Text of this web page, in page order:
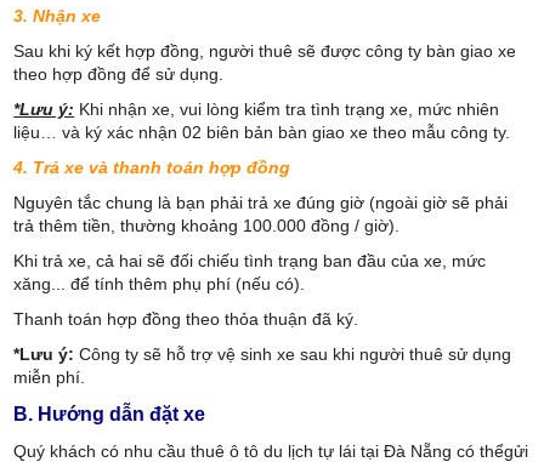
3. Nhận xe
Sau khi ký kết hợp đồng, người thuê sẽ được công ty bàn giao xe
theo hợp đồng để sử dụng.
*Lưu ý: Khi nhận xe, vui lòng kiểm tra tình trạng xe, mức nhiên
liệu… và ký xác nhận 02 biên bản bàn giao xe theo mẫu công ty.
4. Trả xe và thanh toán hợp đồng
Nguyên tắc chung là bạn phải trả xe đúng giờ (ngoài giờ sẽ phải
trả thêm tiền, thường khoảng 100.000 đồng / giờ).
Khi trả xe, cả hai sẽ đối chiếu tình trạng ban đầu của xe, mức
xăng... để tính thêm phụ phí (nếu có).
Thanh toán hợp đồng theo thỏa thuận đã ký.
*Lưu ý: Công ty sẽ hỗ trợ vệ sinh xe sau khi người thuê sử dụng
miễn phí.
B. Hướng dẫn đặt xe
Quý khách có nhu cầu thuê ô tô du lịch tự lái tại Đà Nẵng có thểgửi